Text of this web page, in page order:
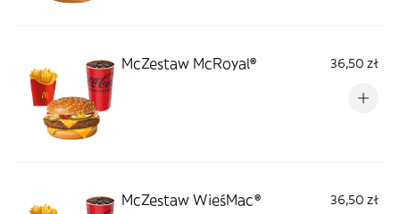
McZestaw McRoyal® 36,50 zł
McZestaw WieśMac® 36,50 zł